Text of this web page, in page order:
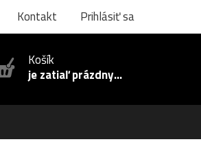
Kontakt Prihlásiť sa
Košík
je zatiaľ prázdny...